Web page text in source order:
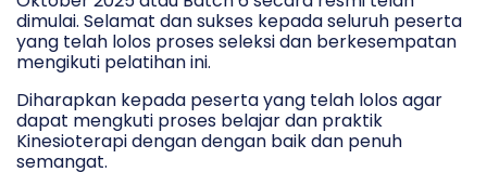
dimulai. Selamat dan sukses kepada seluruh peserta
yang telah lolos proses seleksi dan berkesempatan
mengikuti pelatihan ini.
Diharapkan kepada peserta yang telah lolos agar
dapat mengkuti proses belajar dan praktik
Kinesioterapi dengan dengan baik dan penuh
semangat.